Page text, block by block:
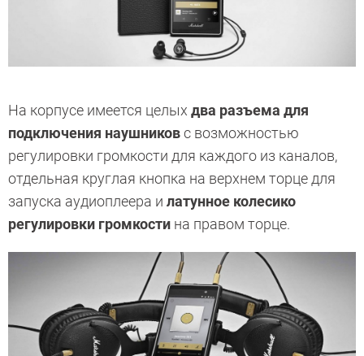
На корпусе имеется целых два разъема для
подключения наушниковс возможностью
регулировки громкости для каждого из каналов,
отдельная круглая кнопка на верхнем торце для
запуска аудиоплеера и латунное колесико
регулировки громкости на правом торце.